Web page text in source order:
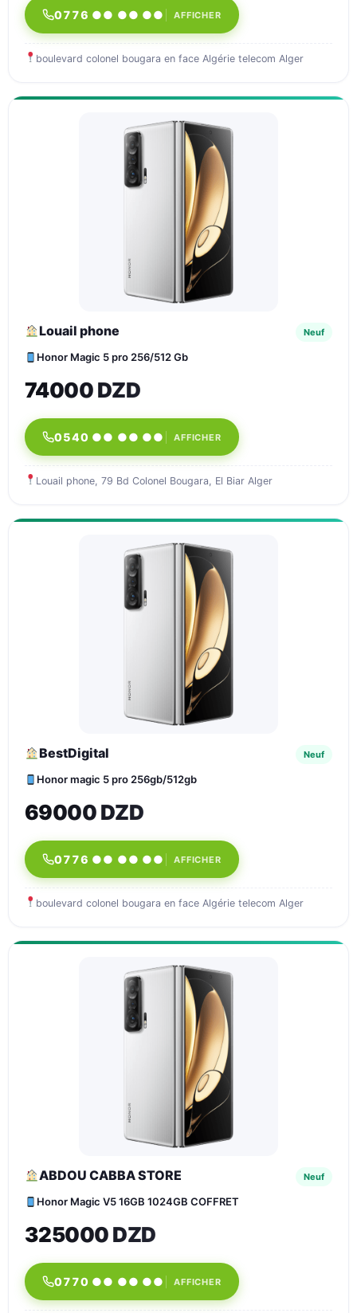
0776 ●● ●● ●● AFFICHER
boulevard colonel bougara en face Algérie telecom Alger
Louail phone Neuf
Honor Magic 5 pro 256/512 Gb
74000 DZD
0540 ●● ●● ●● AFFICHER
Louail phone, 79 Bd Colonel Bougara, El Biar Alger
BestDigital Neuf
Honor magic 5 pro 256gb/512gb
69000 DZD
0776 ●● ●● ●● AFFICHER
boulevard colonel bougara en face Algérie telecom Alger
ABDOU CABBA STORE Neuf
Honor Magic V5 16GB 1024GB COFFRET
325000 DZD
0770 ●● ●● ●● AFFICHER